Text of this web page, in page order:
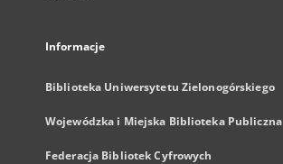
Informacje
Biblioteka Uniwersytetu Zielonogórskiego
Wojewódzka i Miejska Biblioteka Publiczna
Federacja Bibliotek Cyfrowych